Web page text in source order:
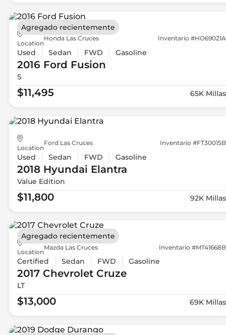
Location
Honda Las Cruces Inventario #HO69021A
Used Sedan FWD Gasoline
2016 Ford Fusion
S
$11,495 65K Millas
Agregado recientemente
Location
Ford Las Cruces Inventario #FT30015B
Used Sedan FWD Gasoline
2018 Hyundai Elantra
Value Edition
$11,800 92K Millas
Location
Mazda Las Cruces Inventario #MT41668B
Certified Sedan FWD Gasoline
2017 ChevroletCruze
LT
$13,000 69K Millas
Agregado recientemente